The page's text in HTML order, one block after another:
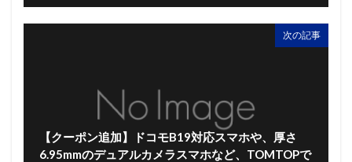
次の記事
【クーポン追加】ドコモB19対応スマホや、厚さ
6.95mmのデュアルカメラスマホなど、TOMTOPで